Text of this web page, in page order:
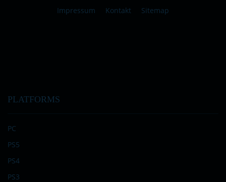
Impressum Kontakt Sitemap
PLATFORMS
PC
PS5
PS4
PS3